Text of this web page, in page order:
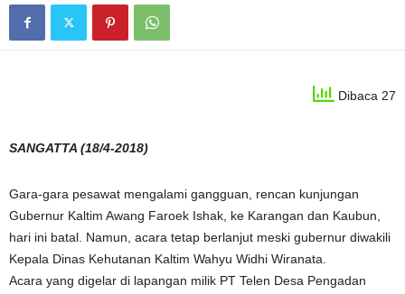
Dibaca 27
SANGATTA (18/4-2018)
Gara-gara pesawat mengalami gangguan, rencan kunjungan
Gubernur Kaltim Awang Faroek Ishak, ke Karangan dan Kaubun,
hari ini batal. Namun, acara tetap berlanjut meski gubernur diwakili
Kepala Dinas Kehutanan Kaltim Wahyu Widhi Wiranata.
Acara yang digelar di lapangan milik PT Telen Desa Pengadan